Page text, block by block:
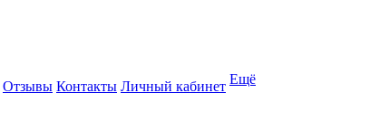
Отзывы Контакты Личный кабинет Ещё